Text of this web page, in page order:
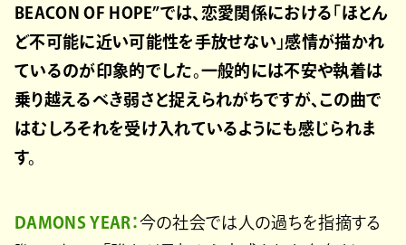
BEACON OF HOPE”では、恋愛関係における「ほとん
ど不可能に近い可能性を手放せない」感情が描かれ
ているのが印象的でした。一般的には不安や執着は
乗り越えるべき弱さと捉えられがちですが、この曲で
はむしろそれを受け入れているようにも感じられま
す。
DAMONS YEAR：今の社会では人の過ちを指摘する